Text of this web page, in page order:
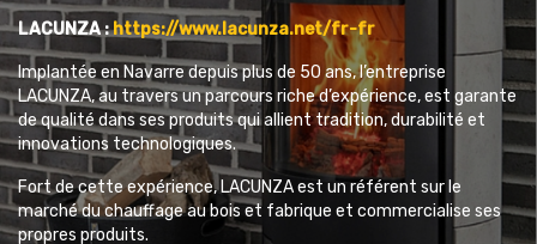
LACUNZA :https://www.lacunza.net/fr-fr
Implantée en Navarre depuis plus de 50 ans, l’entreprise
LACUNZA, au travers un parcours riche d’expérience, est garante
de qualité dans ses produits qui allient tradition, durabilité et
innovations technologiques.
Fort de cette expérience, LACUNZA est un référent sur le
marché du chauffage au bois et fabrique et commercialise ses
propres produits.